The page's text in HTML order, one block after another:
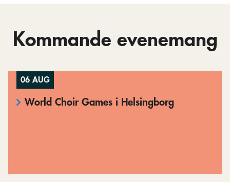
Kommande evenemang
06 AUG
World Choir Games i Helsingborg